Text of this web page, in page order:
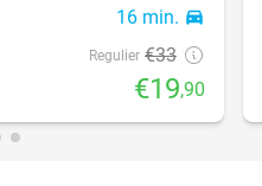
16 min. directions_car
Regulier €33
€19,90